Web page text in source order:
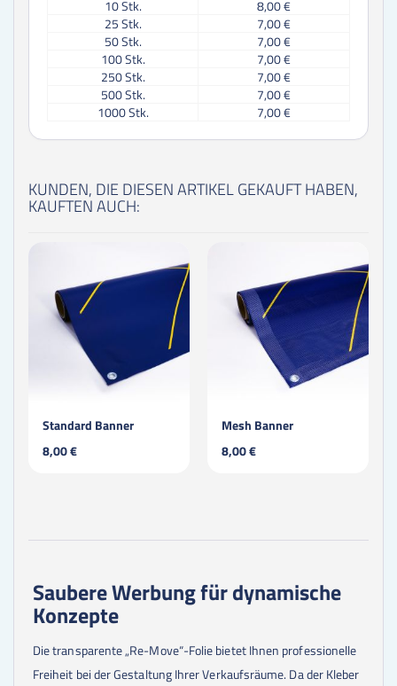
10Stk.
8,00 €
25Stk.
7,00 €
50Stk.
7,00 €
100Stk.
7,00 €
250Stk.
7,00 €
500Stk.
7,00 €
1000Stk. 7,00 €
KUNDEN, DIE DIESEN ARTIKEL GEKAUFT HABEN,
KAUFTEN AUCH:
Standard Banner
8,00 €
Mesh Banner
8,00 €
Saubere Werbung für dynamische
Konzepte
Die transparente „Re-Move“-Folie bietet Ihnen professionelle
Freiheit bei der Gestaltung Ihrer Verkaufsräume. Da der Kleber